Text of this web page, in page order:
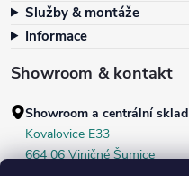
Služby & montáže
Informace
Showroom & kontakt
Showroom a centrální sklad
Kovalovice E33
664 06 Viničné Šumice